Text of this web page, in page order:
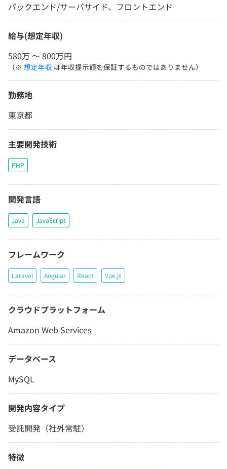
バックエンド/サーバサイド、フロントエンド
給与(想定年収)
580万 〜 800万円
（※ 想定年収 は年収提示額を保証するものではありません）
勤務地
東京都
主要開発技術
PHP
開発言語
Java JavaScript
フレームワーク
Laravel Angular React Vue.js
クラウドプラットフォーム
Amazon Web Services
データベース
MySQL
開発内容タイプ
受託開発（社外常駐）
特徴